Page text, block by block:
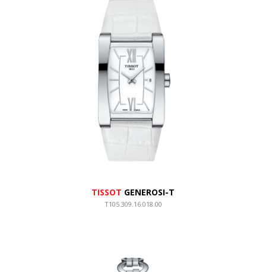
TISSOT GENEROSI-T
T105.309.16.018.00